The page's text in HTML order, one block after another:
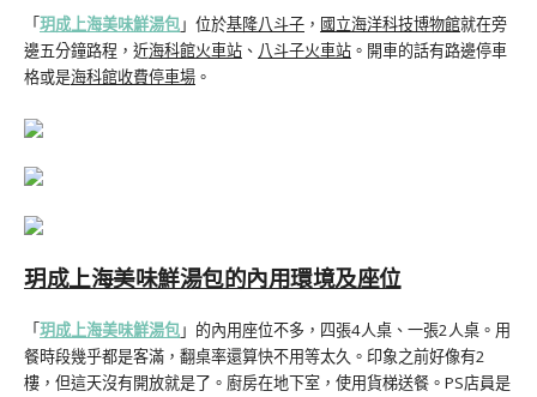
「玥成上海美味鮮湯包」位於基隆八斗子 ， 國立海洋科技博物館就在旁
邊五分鐘路程，近海科館火車站 、 八斗子火車站 。開車的話有路邊停車
格或是海科館收費停車場 。
玥成上海美味鮮湯包的內用環境及座位
「玥成上海美味鮮湯包」的內用座位不多，四張4人桌、一張2人桌。用
餐時段幾乎都是客滿，翻桌率還算快不用等太久。印象之前好像有2
樓，但這天沒有開放就是了。廚房在地下室，使用貨梯送餐。PS店員是